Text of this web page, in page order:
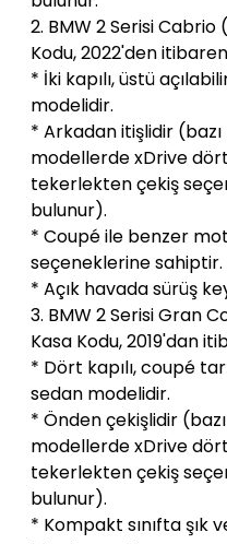
2. BMW 2 Serisi Cabrio
Kodu, 2022'den
* İki kapılı, üstü
modelidir.
* Arkadan itişlidir (bazı
modellerde xDrive dört
tekerlekten çekiş
bulunur).
* Coupé ile benzer
seçeneklerine sahiptir.
* Açık havada sürüş
3. BMW 2 Serisi Gran
Kasa Kodu, 2019'dan
* Dört kapılı, coupé
sedan modelidir.
* Önden çekişlidir (bazı
modellerde xDrive dört
tekerlekten çekiş
bulunur).
* Kompakt sınıfta şık